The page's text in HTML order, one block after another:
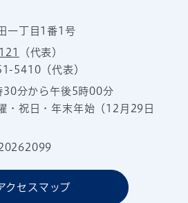
一丁目1番1号
（代表）
5410（代表）
30分から午後5時00分
・祝日・年末年始（12月29日
クセスマップ